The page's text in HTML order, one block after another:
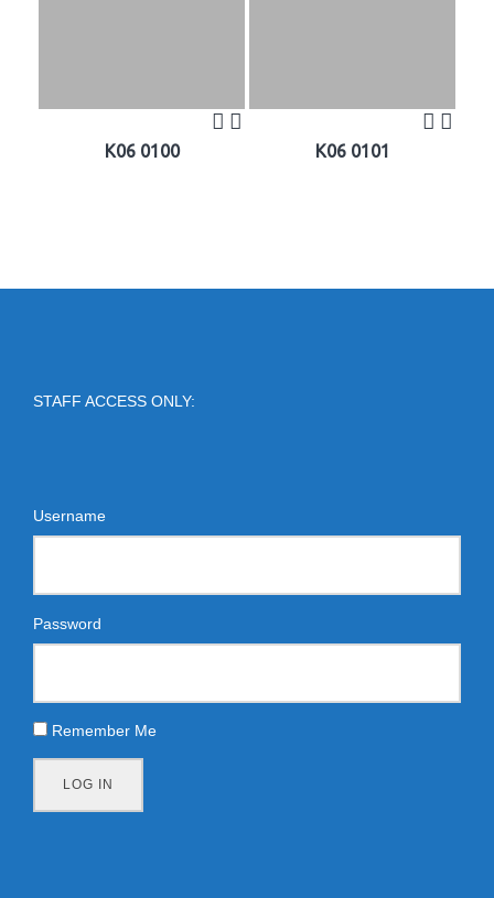
K06 0100 K06 0101
STAFF ACCESS ONLY:
Username
Password
Remember Me
LOG IN